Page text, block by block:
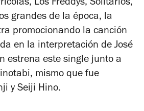
Los Freddys, Solitarios,
grandes de la época, la
promocionando la canción
en la interpretación de José
estrena este single junto a
mismo que fue
y Seiji Hino.